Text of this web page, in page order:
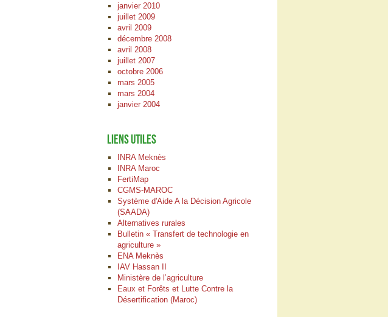
janvier 2010
juillet 2009
avril 2009
décembre 2008
avril 2008
juillet 2007
octobre 2006
mars 2005
mars 2004
janvier 2004
LIENS UTILES
INRA Meknès
INRA Maroc
FertiMap
CGMS-MAROC
Système d'Aide A la Décision Agricole
(SAADA)
Alternatives rurales
Bulletin « Transfert de technologie en
agriculture »
ENA Meknès
IAV Hassan II
Ministère de l’agriculture
Eaux et Forêts et Lutte Contre la
Désertification (Maroc)